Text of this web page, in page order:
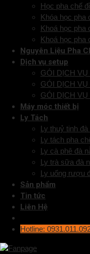
Học pha chế
Khóa học pha
Khoá học pha
Khoá học pha
Nguyên Liệu Pha
Dịch vụ setup
GÓI DỊCH
GÓI DỊCH
GÓI DỊCH
Máy móc thiết bị
Ly Tách
Ly thuỷ tinh đà
Ly tách pha
Ly cà phê đà
Ly trà sữa đà
Ly uống rượu
Sản phẩm
Tin tức
Liên Hệ
Hotline: